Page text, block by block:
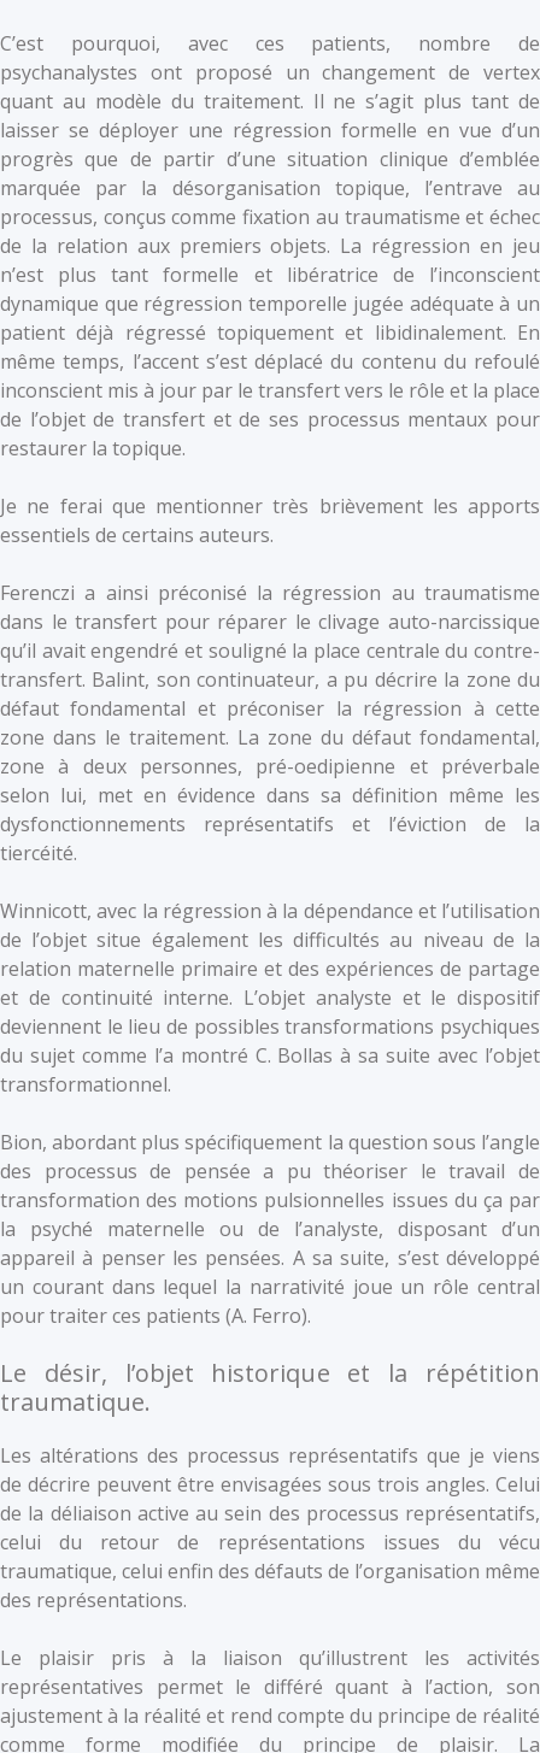
C’est pourquoi, avec ces patients, nombre de
psychanalystes ont proposé un changement de vertex
quant au modèle du traitement. Il ne s’agit plus tant de
laisser se déployer une régression formelle en vue d’un
progrès que de partir d’une situation clinique d’emblée
marquée par la désorganisation topique, l’entrave au
processus, conçus comme fixation au traumatisme et échec
de la relation aux premiers objets. La régression en jeu
n’est plus tant formelle et libératrice de l’inconscient
dynamique que régression temporelle jugée adéquate à un
patient déjà régressé topiquement et libidinalement. En
même temps, l’accent s’est déplacé du contenu du refoulé
inconscient mis à jour par le transfert vers le rôle et la place
de l’objet de transfert et de ses processus mentaux pour
restaurer la topique.
Je ne ferai que mentionner très brièvement les apports
essentiels de certains auteurs.
Ferenczi a ainsi préconisé la régression au traumatisme
dans le transfert pour réparer le clivage auto-narcissique
qu’il avait engendré et souligné la place centrale du contre-
transfert. Balint, son continuateur, a pu décrire la zone du
défaut fondamental et préconiser la régression à cette
zone dans le traitement. La zone du défaut fondamental,
zone à deux personnes, pré-oedipienne et préverbale
selon lui, met en évidence dans sa définition même les
dysfonctionnements représentatifs et l’éviction de la
tiercéité.
Winnicott, avec la régression à la dépendance et l’utilisation
de l’objet situe également les difficultés au niveau de la
relation maternelle primaire et des expériences de partage
et de continuité interne. L’objet analyste et le dispositif
deviennent le lieu de possibles transformations psychiques
du sujet comme l’a montré C. Bollas à sa suite avec l’objet
transformationnel.
Bion, abordant plus spécifiquement la question sous l’angle
des processus de pensée a pu théoriser le travail de
transformation des motions pulsionnelles issues du ça par
la psyché maternelle ou de l’analyste, disposant d’un
appareil à penser les pensées. A sa suite, s’est développé
un courant dans lequel la narrativité joue un rôle central
pour traiter ces patients (A. Ferro).
Le désir, l’objet historique et la répétition
traumatique.
Les altérations des processus représentatifs que je viens
de décrire peuvent être envisagées sous trois angles. Celui
de la déliaison active au sein des processus représentatifs,
celui du retour de représentations issues du vécu
traumatique, celui enfin des défauts de l’organisation même
des représentations.
Le plaisir pris à la liaison qu’illustrent les activités
représentatives permet le différé quant à l’action, son
ajustement à la réalité et rend compte du principe de réalité
comme forme modifiée du principe de plaisir. La